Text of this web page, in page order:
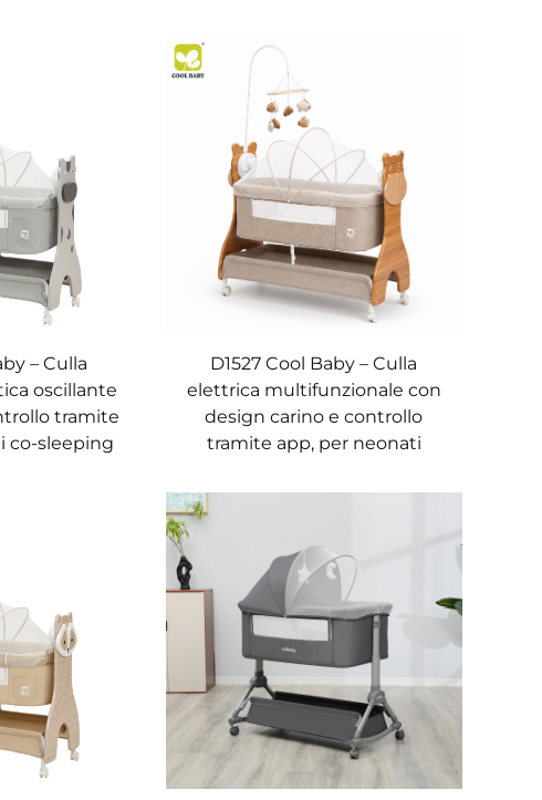
– Culla
oscillante
tramite
co-sleeping
D1527 Cool Baby – Culla
elettrica multifunzionale con
design carino e controllo
tramite app, per neonati